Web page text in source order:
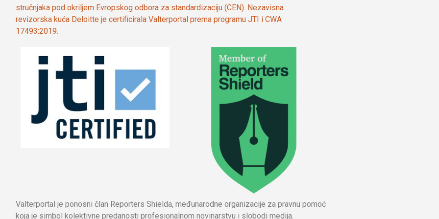
stručnjaka pod okriljem Evropskog odbora za standardizaciju (CEN). Nezavisna
revizorska kuća Deloitte je certificirala Valterportal prema programu JTI i CWA
17493:2019.
Valterportal je ponosni član Reporters Shielda, međunarodne organizacije za pravnu pomoć
koja je simbol kolektivne predanosti profesionalnom novinarstvu i slobodi medija.